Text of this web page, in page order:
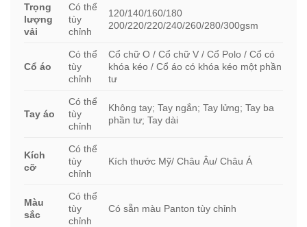
Trọng
lượng
vải
Có thể
tùy
chỉnh
120/140/160/180
200/220/220/240/260/280/300gsm
Cổ áo
Có thể
tùy
chỉnh
Cổ chữ O / Cổ chữ V / Cổ Polo / Cổ có
khóa kéo / Cổ áo có khóa kéo một phần
tư
Tay áo
Có thể
tùy
chỉnh
Không tay; Tay ngắn; Tay lửng; Tay ba
phần tư; Tay dài
Kích
cỡ
Có thể
tùy
chỉnh
Kích thước Mỹ/ Châu Âu/ Châu Á
Màu
sắc
Có thể
tùy
chỉnh
Có sẵn màu Panton tùy chỉnh